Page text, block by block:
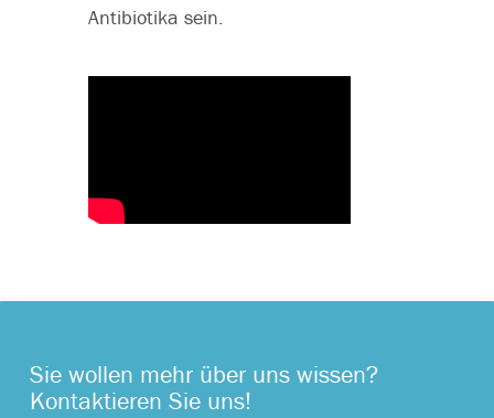
Antibiotika sein.
Sie wollen mehr über uns wissen?
Kontaktieren Sie uns!